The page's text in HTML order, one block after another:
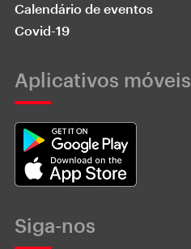
Calendário de eventos
Covid-19
Aplicativos móveis
Siga-nos